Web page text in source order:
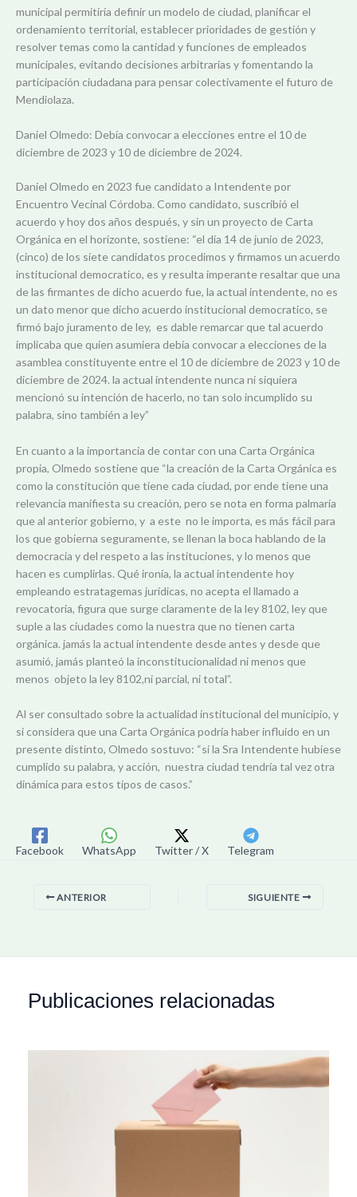
municipal permitiría definir un modelo de ciudad, planificar el
ordenamiento territorial, establecer prioridades de gestión y
resolver temas como la cantidad y funciones de empleados
municipales, evitando decisiones arbitrarias y fomentando la
participación ciudadana para pensar colectivamente el futuro de
Mendiolaza.
Daniel Olmedo: Debía convocar a elecciones entre el 10 de
diciembre de 2023 y 10 de diciembre de 2024.
Daniel Olmedo en 2023 fue candidato a Intendente por
Encuentro Vecinal Córdoba. Como candidato, suscribió el
acuerdo y hoy dos años después, y sin un proyecto de Carta
Orgánica en el horizonte, sostiene: “el día 14 de junio de 2023,
(cinco) de los siete candidatos procedimos y firmamos un acuerdo
institucional democratico, es y resulta imperante resaltar que una
de las firmantes de dicho acuerdo fue, la actual intendente, no es
un dato menor que dicho acuerdo institucional democratico, se
firmó bajo juramento de ley, es dable remarcar que tal acuerdo
implicaba que quien asumiera debía convocar a elecciones de la
asamblea constituyente entre el 10 de diciembre de 2023 y 10 de
diciembre de 2024. la actual intendente nunca ni siquiera
mencionó su intención de hacerlo, no tan solo incumplido su
palabra, sino también a ley”
En cuanto a la importancia de contar con una Carta Orgánica
propia, Olmedo sostiene que “la creación de la Carta Orgánica es
como la constitución que tiene cada ciudad, por ende tiene una
relevancia manifiesta su creación, pero se nota en forma palmaria
que al anterior gobierno, y a este no le importa, es más fácil para
los que gobierna seguramente, se llenan la boca hablando de la
democracia y del respeto a las instituciones, y lo menos que
hacen es cumplirlas. Qué ironía, la actual intendente hoy
empleando estratagemas jurídicas, no acepta el llamado a
revocatoria, figura que surge claramente de la ley 8102, ley que
suple a las ciudades como la nuestra que no tienen carta
orgánica. jamás la actual intendente desde antes y desde que
asumió, jamás planteó la inconstitucionalidad ni menos que
menos objeto la ley 8102,ni parcial, ni total”.
Al ser consultado sobre la actualidad institucional del municipio, y
si considera que una Carta Orgánica podría haber influido en un
presente distinto, Olmedo sostuvo: “si la Sra Intendente hubiese
cumplido su palabra, y acción, nuestra ciudad tendría tal vez otra
dinámica para estos tipos de casos.”
Facebook WhatsApp Twitter / X Telegram
ANTERIOR SIGUIENTE
Publicaciones relacionadas